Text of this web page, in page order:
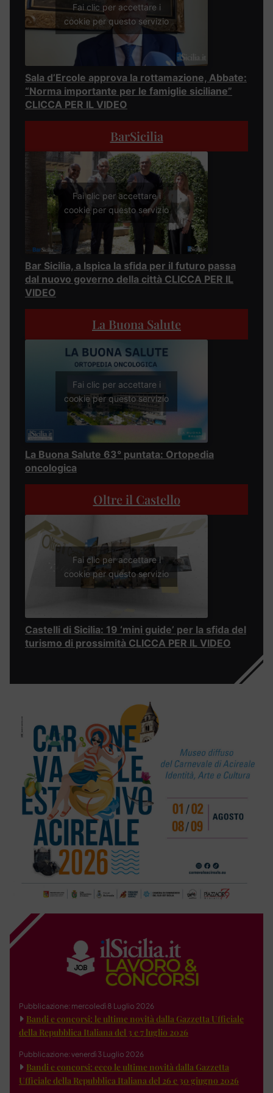
Fai clic per accettare i
cookie per questo servizio
Sala d’Ercole approva la rottamazione, Abbate:
“Norma importante per le famiglie siciliane”
CLICCA PER IL VIDEO
BarSicilia
Fai clic per accettare i
cookie per questo servizio
Bar Sicilia, a Ispica la sfida per il futuro passa
dal nuovo governo della città CLICCA PER IL
VIDEO
La Buona Salute
Fai clic per accettare i
cookie per questo servizio
La Buona Salute 63° puntata: Ortopedia
oncologica
Oltre il Castello
Fai clic per accettare i
cookie per questo servizio
Castelli di Sicilia: 19 ‘mini guide’ per la sfida del
turismo di prossimità CLICCA PER IL VIDEO
Pubblicazione: mercoledì 8 Luglio 2026
Bandi e concorsi: le ultime novità dalla Gazzetta Ufficiale
della Repubblica Italiana del 3 e 7 luglio 2026
Pubblicazione: venerdì 3 Luglio 2026
Bandi e concorsi: ecco le ultime novità dalla Gazzetta
Ufficiale della Repubblica Italiana del 26 e 30 giugno 2026